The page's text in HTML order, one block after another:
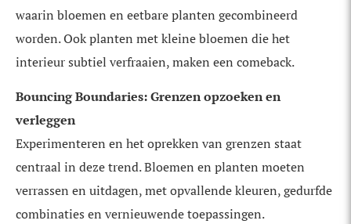
waarin bloemen en eetbare planten gecombineerd
worden. Ook planten met kleine bloemen die het
interieur subtiel verfraaien, maken een comeback.
Bouncing Boundaries: Grenzen opzoeken en
verleggen
Experimenteren en het oprekken van grenzen staat
centraal in deze trend. Bloemen en planten moeten
verrassen en uitdagen, met opvallende kleuren, gedurfde
combinaties en vernieuwende toepassingen.